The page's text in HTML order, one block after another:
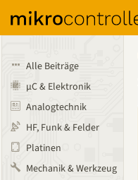
Alle Beiträge
µC & Elektronik
Analogtechnik
HF, Funk & Felder
Platinen
Mechanik & Werkzeug